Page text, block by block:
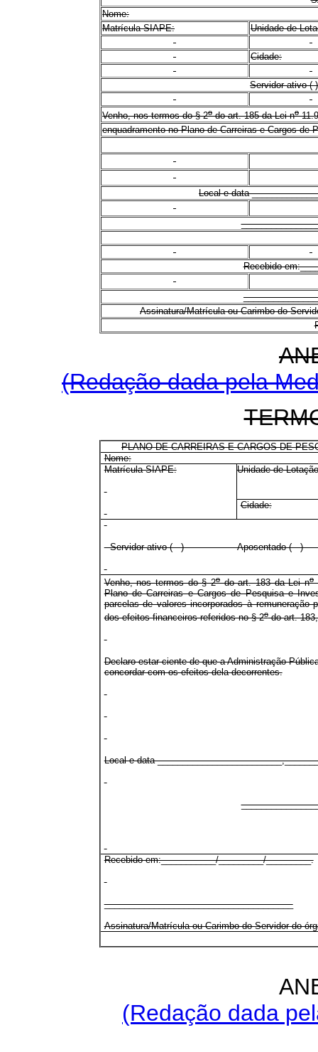
Nome:
Matrícula SIAPE:
Unidade de
Cidade:
Servidor ativo (
Venho, nos termos do § 2odo art. 185 da Lei no
enquadramento no Plano de Carreiras e Cargos
Local e data
Recebido
Assinatura/Matrícula ou Carimbo do
(Redação dada pela
PLANO DE CARREIRAS E CARGOS DE
Nome:
Matrícula SIAPE:
Unidade de
Cidade:
Servidor ativo ( )
Venho, nos termos do § 2odo art. 183 da Leino
Plano de Carreiras e Cargos de Pesquisa e
parcelas de valores incorporados à
dos efeitos financeiros referidos no § 2odo art.
Declaro estar ciente de que a Administração
concordar com os efeitos dela decorrentes.
Local e data
Recebido em:___________/_________/_________.
______________________________________
Assinatura/Matrícula ou Carimbo do Servidor do
(Redação dada